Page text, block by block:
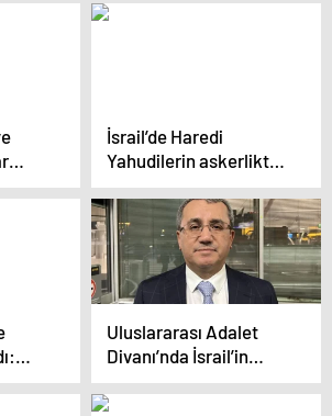
Gazze’de savaş
İsrail’de Haredi
Yahudilerin askerlikten
muaf tutulması
tartışılıyor
Uluslararası Adalet
Divanı’nda İsrail’in
Filistin İşgali Davası
Görülüyor